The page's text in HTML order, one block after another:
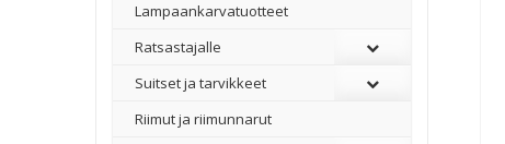
Lampaankarvatuotteet
Ratsastajalle
Suitset ja tarvikkeet
Riimut ja riimunnarut